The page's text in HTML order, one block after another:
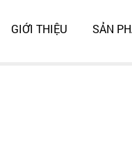
GIỚI THIỆU SẢN